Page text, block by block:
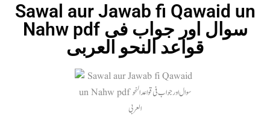
Sawal aur Jawab fi Qawaid un
Nahw pdf سوال اور جواب فی
قواعد النحو العربی